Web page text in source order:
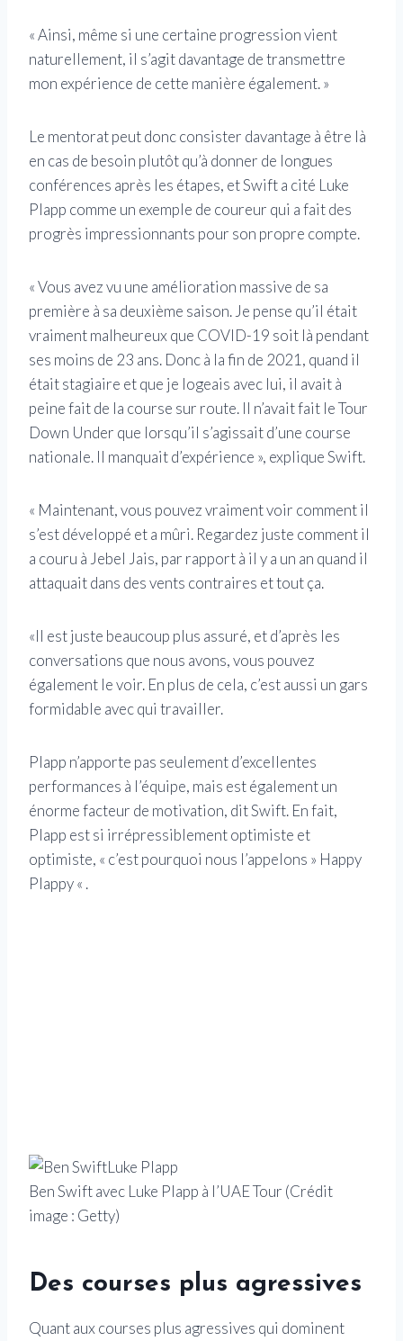
« Ainsi, même si une certaine progression vient
naturellement, il s’agit davantage de transmettre
mon expérience de cette manière également. »
Le mentorat peut donc consister davantage à être là
en cas de besoin plutôt qu’à donner de longues
conférences après les étapes, et Swift a cité Luke
Plapp comme un exemple de coureur qui a fait des
progrès impressionnants pour son propre compte.
« Vous avez vu une amélioration massive de sa
première à sa deuxième saison. Je pense qu’il était
vraiment malheureux que COVID-19 soit là pendant
ses moins de 23 ans. Donc à la fin de 2021, quand il
était stagiaire et que je logeais avec lui, il avait à
peine fait de la course sur route. Il n’avait fait le Tour
Down Under que lorsqu’il s’agissait d’une course
nationale. Il manquait d’expérience », explique Swift.
« Maintenant, vous pouvez vraiment voir comment il
s’est développé et a mûri. Regardez juste comment il
a couru à Jebel Jais, par rapport à il y a un an quand il
attaquait dans des vents contraires et tout ça.
«Il est juste beaucoup plus assuré, et d’après les
conversations que nous avons, vous pouvez
également le voir. En plus de cela, c’est aussi un gars
formidable avec qui travailler.
Plapp n’apporte pas seulement d’excellentes
performances à l’équipe, mais est également un
énorme facteur de motivation, dit Swift. En fait,
Plapp est si irrépressiblement optimiste et
optimiste, « c’est pourquoi nous l’appelons » Happy
Plappy « .
Ben Swift avec Luke Plapp à l’UAE Tour (Crédit
image : Getty)
Des courses plus agressives
Quant aux courses plus agressives qui dominent